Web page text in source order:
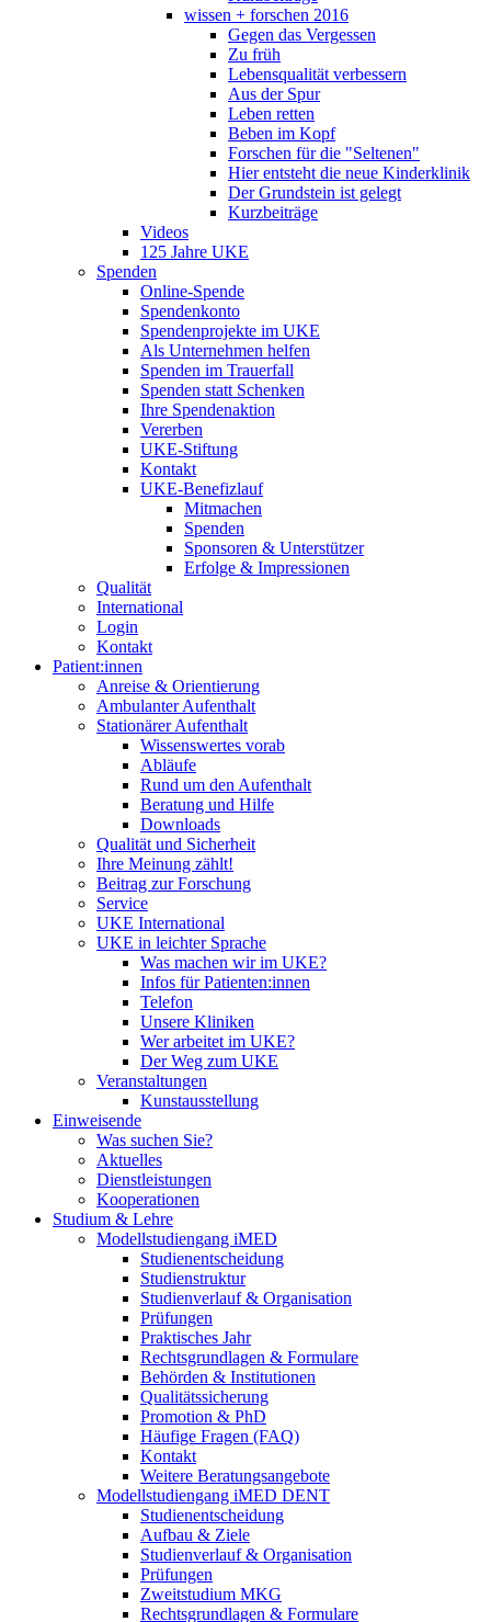
wissen + forschen 2016
Gegen das Vergessen
Zu früh
Lebensqualität verbessern
Aus der Spur
Leben retten
Beben im Kopf
Forschen für die "Seltenen"
Hier entsteht die neue Kinderklinik
Der Grundstein ist gelegt
Kurzbeiträge
Videos
125 Jahre UKE
Spenden
Online-Spende
Spendenkonto
Spendenprojekte im UKE
Als Unternehmen helfen
Spenden im Trauerfall
Spenden statt Schenken
Ihre Spendenaktion
Vererben
UKE-Stiftung
Kontakt
UKE-Benefizlauf
Mitmachen
Spenden
Sponsoren & Unterstützer
Erfolge & Impressionen
Qualität
International
Login
Kontakt
Patient:innen
Anreise & Orientierung
Ambulanter Aufenthalt
Stationärer Aufenthalt
Wissenswertes vorab
Abläufe
Rund um den Aufenthalt
Beratung und Hilfe
Downloads
Qualität und Sicherheit
Ihre Meinung zählt!
Beitrag zur Forschung
Service
UKE International
UKE in leichter Sprache
Was machen wir im UKE?
Infos für Patienten:innen
Telefon
Unsere Kliniken
Wer arbeitet im UKE?
Der Weg zum UKE
Veranstaltungen
Kunstausstellung
Einweisende
Was suchen Sie?
Aktuelles
Dienstleistungen
Kooperationen
Studium & Lehre
Modellstudiengang iMED
Studienentscheidung
Studienstruktur
Studienverlauf & Organisation
Prüfungen
Praktisches Jahr
Rechtsgrundlagen & Formulare
Behörden & Institutionen
Qualitätssicherung
Promotion & PhD
Häufige Fragen (FAQ)
Kontakt
Weitere Beratungsangebote
Modellstudiengang iMED DENT
Studienentscheidung
Aufbau & Ziele
Studienverlauf & Organisation
Prüfungen
Zweitstudium MKG
Rechtsgrundlagen & Formulare